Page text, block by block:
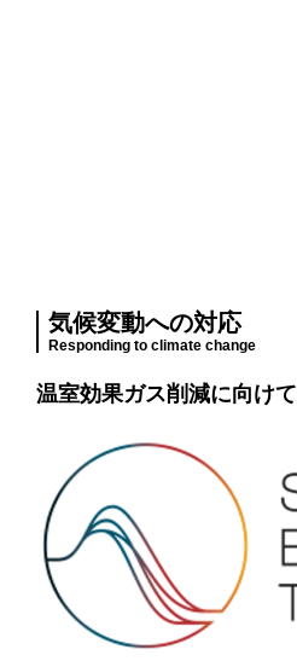
気候変動への対応
Responding to climate change
温室効果ガス削減に向けて